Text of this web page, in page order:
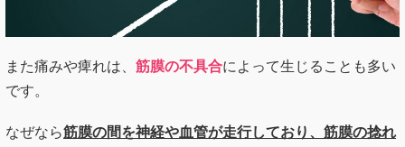
また痛みや痺れは、 筋膜の不具合によって生じることも多い
です。
なぜなら筋膜の間を神経や血管が走行しており、筋膜の捻れ